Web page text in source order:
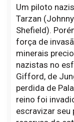
Um piloto
Tarzan
Shefield).
força de
minerais
nazistas no
Gifford, de
perdida de
reino foi
escravizar seu